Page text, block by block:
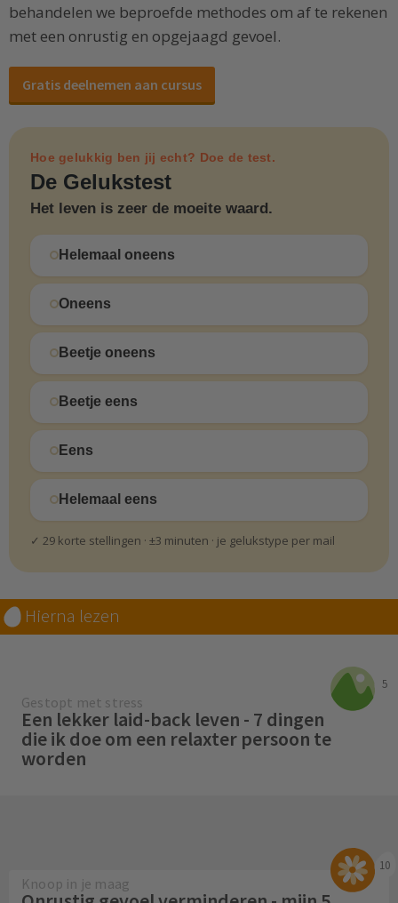
behandelen we beproefde methodes om af te rekenen
met een onrustig en opgejaagd gevoel.
Gratis deelnemen aan cursus
Hoe gelukkig ben jij echt? Doe de test.
De Gelukstest
Het leven is zeer de moeite waard.
Helemaal oneens
Oneens
Beetje oneens
Beetje eens
Eens
Helemaal eens
✓ 29 korte stellingen · ±3 minuten · je gelukstype per mail
Hierna lezen
5
Gestopt met stress
Een lekker laid-back leven - 7 dingen
die ik doe om een relaxter persoon te
worden
10
Knoop in je maag